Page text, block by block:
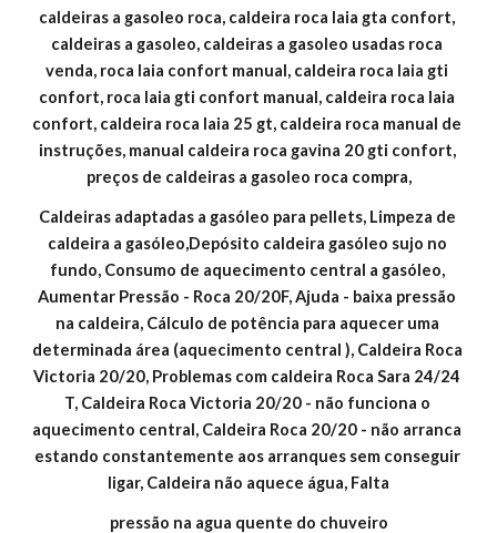
caldeiras a gasoleo roca, caldeira roca laia gta confort,
caldeiras a gasoleo, caldeiras a gasoleo usadas roca
venda, roca laia confort manual, caldeira roca laia gti
confort, roca laia gti confort manual, caldeira roca laia
confort, caldeira roca laia 25 gt, caldeira roca manual de
instruções, manual caldeira roca gavina 20 gti confort,
preços de caldeiras a gasoleo roca compra,
Caldeiras adaptadas a gasóleo para pellets, Limpeza de
caldeira a gasóleo,Depósito caldeira gasóleo sujo no
fundo, Consumo de aquecimento central a gasóleo,
Aumentar Pressão - Roca 20/20F, Ajuda - baixa pressão
na caldeira, Cálculo de potência para aquecer uma
determinada área (aquecimento central ), Caldeira Roca
Victoria 20/20, Problemas com caldeira Roca Sara 24/24
T, Caldeira Roca Victoria 20/20 - não funciona o
aquecimento central, Caldeira Roca 20/20 - não arranca
estando constantemente aos arranques sem conseguir
ligar, Caldeira não aquece água, Falta
pressão na agua quente do chuveiro